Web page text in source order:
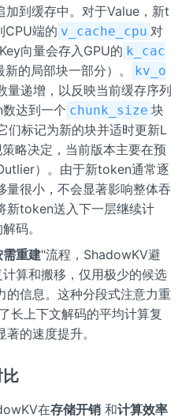
到缓存中。对于Value，新t
CPU端的 v_cache_cpu 对
向量会存入GPU的 k_cac
的局部块一部分）。
kv_o
量递增，以反映当前缓存序列
达到一个 chunk_size 块
们标记为新的块并适时更新L
略决定，当前版本主要在预
）。由于新token通常逐
量很小，不会显著影响整体吞
新token送入下一层继续计
码。
重建"流程，ShadowKV避
算和搬移，仅用极少的候选
的信息。这种分段式注意力重
长上下文解码的平均计算复
的速度提升。
在存储开销和计算效率